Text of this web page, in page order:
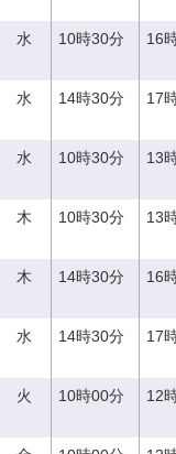
水 10時30分 16
水 14時30分 17
水 10時30分 13
木 10時30分 13
木 14時30分 16
水 14時30分 17
火 10時00分 12